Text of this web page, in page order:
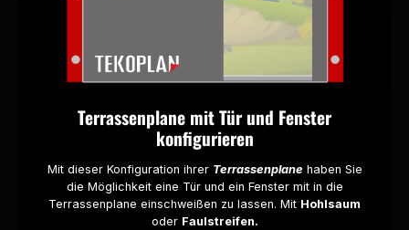
Terrassenplane mit Tür und Fenster
konfigurieren
Mit dieser Konfiguration ihrer Terrassenplane haben Sie
die Möglichkeit eine Tür und ein Fenster mit in die
Terrassenplane einschweißen zu lassen. Mit Hohlsaum
oder Faulstreifen.